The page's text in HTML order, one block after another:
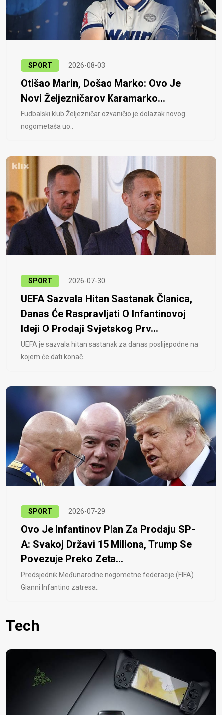
SPORT 2026-08-03
Otišao Marin, Došao Marko: Ovo Je
Novi Željezničarov Karamarko...
Fudbalski klub Željezničar ozvaničio je dolazak novog
nogometaša uo..
SPORT 2026-07-30
UEFA Sazvala Hitan Sastanak Članica,
Danas Će Raspravljati O Infantinovoj
Ideji O Prodaji Svjetskog Prv...
UEFA je sazvala hitan sastanak za danas poslijepodne na
kojem će dati konač..
SPORT 2026-07-29
Ovo Je Infantinov Plan Za Prodaju SP-
A: Svakoj Državi 15 Miliona, Trump Se
Povezuje Preko Zeta...
Predsjednik Međunarodne nogometne federacije (FIFA)
Gianni Infantino zatresa..
Tech